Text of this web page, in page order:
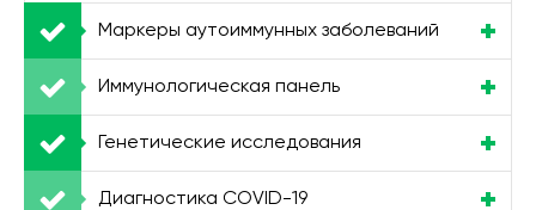
Маркеры аутоиммунных заболеваний
Иммунологическая панель
Генетические исследования
Диагностика COVID-19